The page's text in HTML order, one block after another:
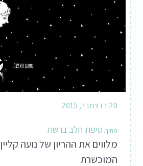
20 בדצמבר, 2015
טיפת חלב ברשת
מלווים את ההריון של נועה קליין
המוכשרת